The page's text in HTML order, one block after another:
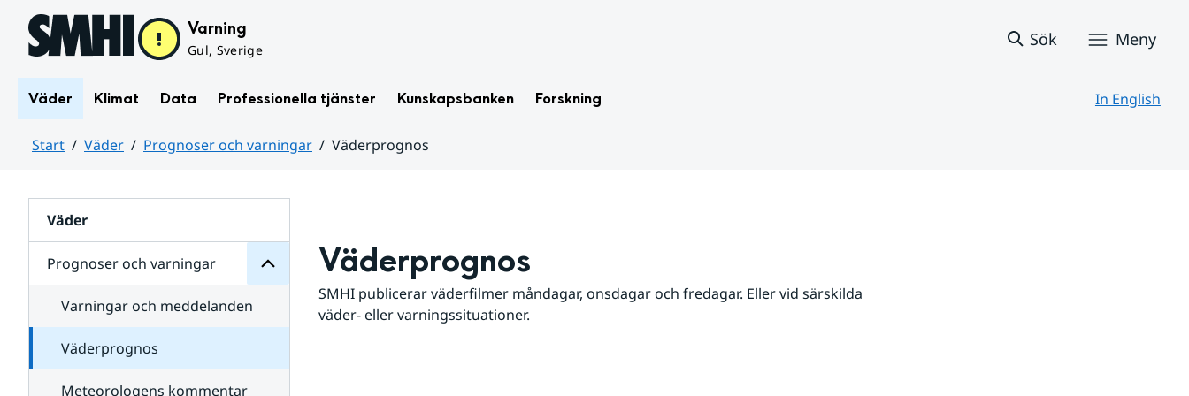
Hoppa till sidans innehåll Varning
Gul, Sverige
Sök Meny
Väder Klimat Data Professionella tjänster Kunskapsbanken Forskning In English
Start Väder Prognoser och varningar
Väderprognos
Väder
Prognoser och varningar
för
varningar
Varningar och meddelanden
Väderprognos
Meteorologens kommentar
Väderprognos
SMHI publicerar väderfilmer måndagar, onsdagar och fredagar. Eller vid särskilda
väder- eller varningssituationer.